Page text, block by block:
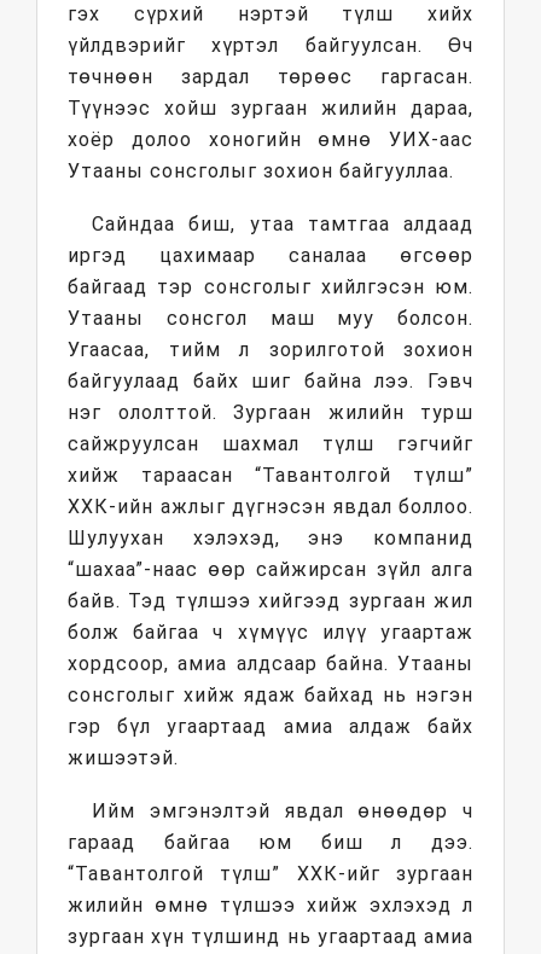
гэх сүрхий нэртэй түлш хийх
үйлдвэрийг хүртэл байгуулсан. Өч
төчнөөн зардал төрөөс гаргасан.
Түүнээс хойш зургаан жилийн дараа,
хоёр долоо хоногийн өмнө УИХ-аас
Утааны сонсголыг зохион байгууллаа.
Сайндаа биш, утаа тамтгаа алдаад
иргэд цахимаар саналаа өгсөөр
байгаад тэр сонсголыг хийлгэсэн юм.
Утааны сонсгол маш муу болсон.
Угаасаа, тийм л зорилготой зохион
байгуулаад байх шиг байна лээ. Гэвч
нэг ололттой. Зургаан жилийн турш
сайжруулсан шахмал түлш гэгчийг
хийж тараасан “Тавантолгой түлш”
ХХК-ийн ажлыг дүгнэсэн явдал боллоо.
Шулуухан хэлэхэд, энэ компанид
“шахаа”-наас өөр сайжирсан зүйл алга
байв. Тэд түлшээ хийгээд зургаан жил
болж байгаа ч хүмүүс илүү угаартаж
хордсоор, амиа алдсаар байна. Утааны
сонсголыг хийж ядаж байхад нь нэгэн
гэр бүл угаартаад амиа алдаж байх
жишээтэй.
Ийм эмгэнэлтэй явдал өнөөдөр ч
гараад байгаа юм биш л дээ.
“Тавантолгой түлш” ХХК-ийг зургаан
жилийн өмнө түлшээ хийж эхлэхэд л
зургаан хүн түлшинд нь угаартаад амиа